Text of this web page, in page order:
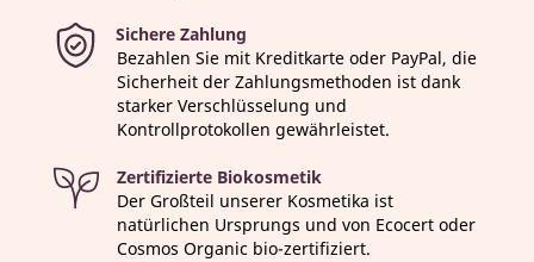
Sichere Zahlung
Bezahlen Sie mit Kreditkarte oder PayPal, die
Sicherheit der Zahlungsmethoden ist dank
starker Verschlüsselung und
Kontrollprotokollen gewährleistet.
Zertifizierte Biokosmetik
Der Großteil unserer Kosmetika ist
natürlichen Ursprungs und von Ecocert oder
Cosmos Organic bio-zertifiziert.